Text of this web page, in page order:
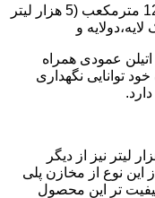
حجم مخزن پلی اتیلن را میتوان بین 5 تا 126 مترمکعب (5 هزار لیتر
عمودی همراه
توانایی نگهداری
مخازن پلی اتیلن مکعبی تا حجم 30 هزار لیتر نیز از دیگر
این نوع از مخازن پلی
کیفیت تر این محصول